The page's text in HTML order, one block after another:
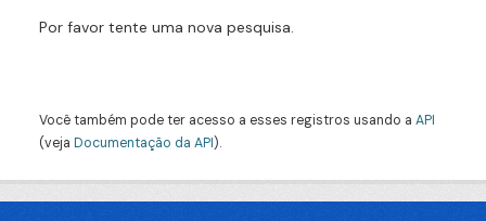
Por favor tente uma nova pesquisa.
Você também pode ter acesso a esses registros usando a API
(veja Documentação da API).